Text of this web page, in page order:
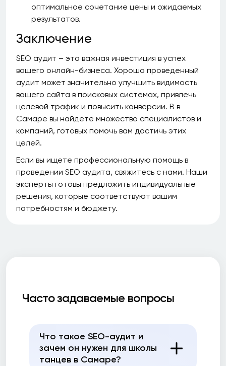
оптимальное сочетание цены и ожидаемых
результатов.
Заключение
SEO аудит – это важная инвестиция в успех
вашего онлайн-бизнеса. Хорошо проведенный
аудит может значительно улучшить видимость
вашего сайта в поисковых системах, привлечь
целевой трафик и повысить конверсии. В в
Самаре вы найдете множество специалистов и
компаний, готовых помочь вам достичь этих
целей.
Если вы ищете профессиональную помощь в
проведении SEO аудита, свяжитесь с нами. Наши
эксперты готовы предложить индивидуальные
решения, которые соответствуют вашим
потребностям и бюджету.
Часто задаваемые вопросы
Что такое SEO-аудит и
зачем он нужен для школы
танцев в Самаре?